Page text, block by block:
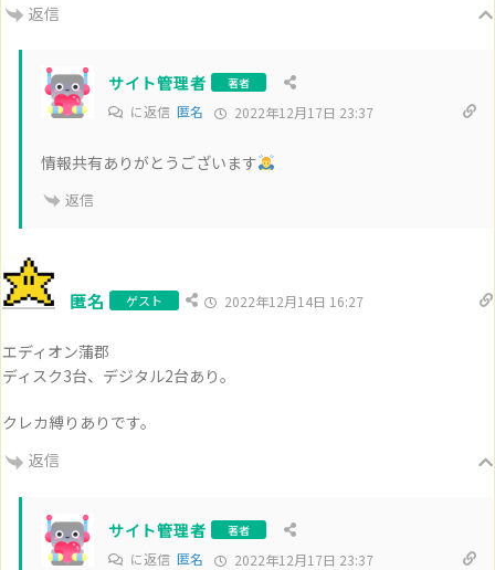
返信
サイト管理者 著者
に返信 匿名 2022年12月17日 23:37
情報共有ありがとうございます
返信
匿名 ゲスト 2022年12月14日 16:27
エディオン蒲郡
ディスク3台、デジタル2台あり。
クレカ縛りありです。
返信
サイト管理者 著者
に返信 匿名 2022年12月17日 23:37